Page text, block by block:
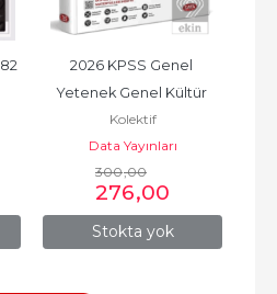
Stokta yok
2026 KPSS Genel
Yetenek Genel Kültür
Tamamı Çözümlü 8
Deneme Sınavı
Kolektif
Data Yayınları
300,00
276,00